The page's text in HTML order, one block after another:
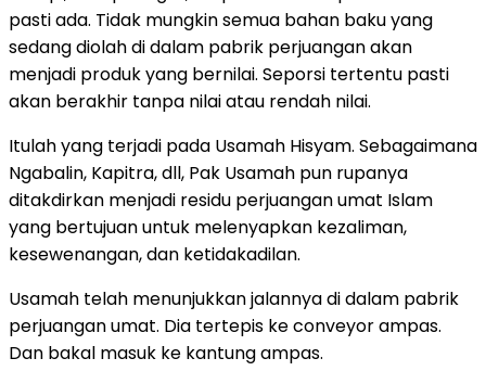
pasti ada. Tidak mungkin semua bahan baku yang
sedang diolah di dalam pabrik perjuangan akan
menjadi produk yang bernilai. Seporsi tertentu pasti
akan berakhir tanpa nilai atau rendah nilai.
Itulah yang terjadi pada Usamah Hisyam. Sebagaimana
Ngabalin, Kapitra, dll, Pak Usamah pun rupanya
ditakdirkan menjadi residu perjuangan umat Islam
yang bertujuan untuk melenyapkan kezaliman,
kesewenangan, dan ketidakadilan.
Usamah telah menunjukkan jalannya di dalam pabrik
perjuangan umat. Dia tertepis ke conveyor ampas.
Dan bakal masuk ke kantung ampas.